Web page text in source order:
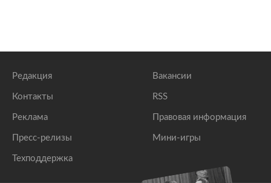
Редакция
Контакты
Реклама
Пресс-релизы
Техподдержка
Вакансии
RSS
Правовая информация
Мини-игры